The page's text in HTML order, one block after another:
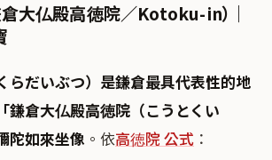
倉大仏殿高徳院／Kotoku-in）｜
だいぶつ） 是鎌倉最具代表性的地
鎌倉大仏殿高徳院（こうとくい
陀如來坐像 。依高徳院 公式 ：